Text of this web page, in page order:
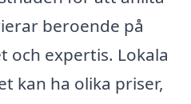
beroende på
och expertis. Lokala
kan ha olika priser,